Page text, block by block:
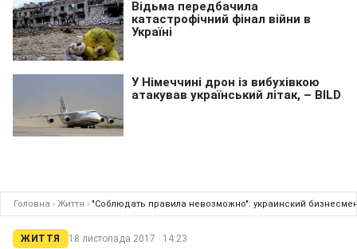
Головна › Життя › "Соблюдать правила невозможно": украинский
ЖИТТЯ 18 листопада 2017 · 14:23